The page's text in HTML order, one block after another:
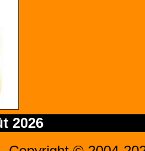
2026